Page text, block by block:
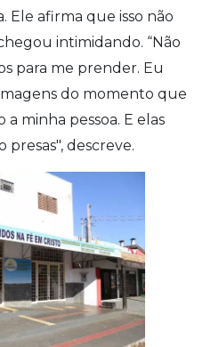
Ele afirma que isso não
intimidando. “Não
para me prender. Eu
do momento que
minha pessoa. E elas
descreve.